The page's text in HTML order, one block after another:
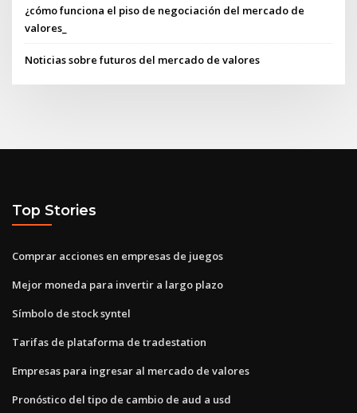
¿cómo funciona el piso de negociación del mercado de
valores_
Noticias sobre futuros del mercado de valores
Top Stories
Comprar acciones en empresas de juegos
Mejor moneda para invertir a largo plazo
Símbolo de stock syntel
Tarifas de plataforma de tradestation
Empresas para ingresar al mercado de valores
Pronóstico del tipo de cambio de aud a usd